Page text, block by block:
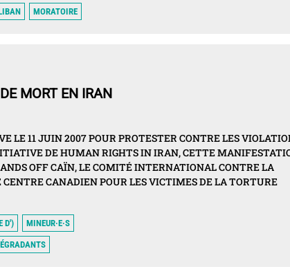
MORATOIRE
MORT EN IRAN
LE 11 JUIN 2007 POUR PROTESTER CONTRE LES
DE HUMAN RIGHTS IN IRAN, CETTE
OFF CAÏN, LE COMITÉ INTERNATIONAL CONTRE LA
CANADIEN POUR LES VICTIMES DE LA TORTURE
D') MINEUR·E·S